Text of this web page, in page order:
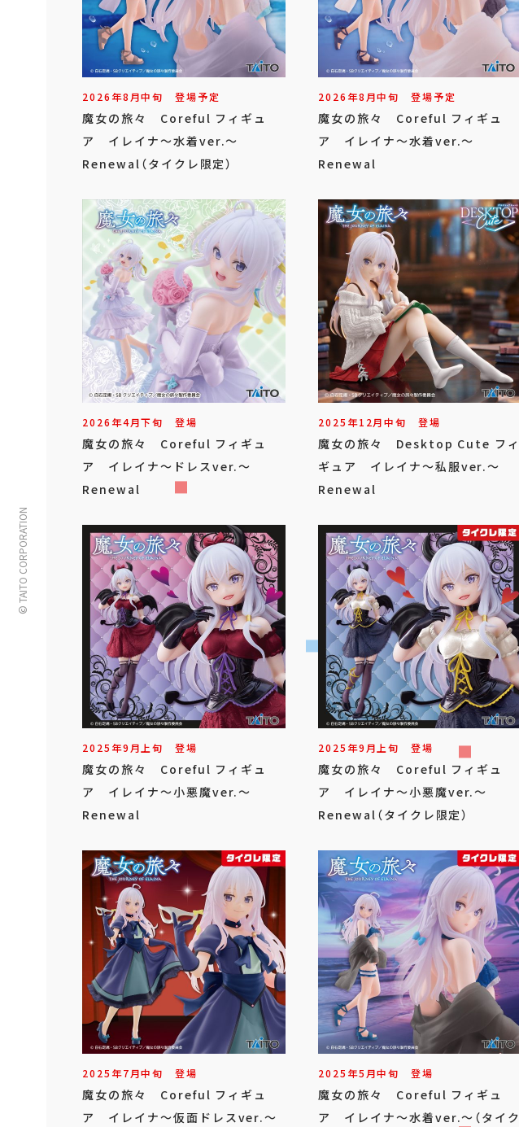
© TAITO CORPORATION
2026年8月中旬 登場予定
魔女の旅々 Coreful フィギュ
ア イレイナ～水着ver.～
Renewal（タイクレ限定）
2026年8月中旬 登場予定
魔女の旅々 Coreful フィギュ
ア イレイナ～水着ver.～
Renewal
2026年4月下旬 登場
魔女の旅々 Coreful フィギュ
ア イレイナ～ドレスver.～
Renewal
2025年12月中旬 登場
魔女の旅々 Desktop Cute フィ
ギュア イレイナ～私服ver.～
Renewal
2025年9月上旬 登場
魔女の旅々 Coreful フィギュ
ア イレイナ～小悪魔ver.～
Renewal
2025年9月上旬 登場
魔女の旅々 Coreful フィギュ
ア イレイナ～小悪魔ver.～
Renewal（タイクレ限定）
2025年7月中旬 登場
魔女の旅々 Coreful フィギュ
ア イレイナ～仮面ドレスver.～
2025年5月中旬 登場
魔女の旅々 Coreful フィギュ
ア イレイナ～水着ver.～（タイク